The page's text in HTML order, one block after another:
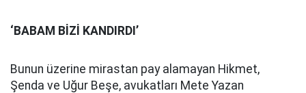
‘BABAM BİZİ KANDIRDI’
Bunun üzerine mirastan pay alamayan Hikmet,
Şenda ve Uğur Beşe, avukatları Mete Yazan